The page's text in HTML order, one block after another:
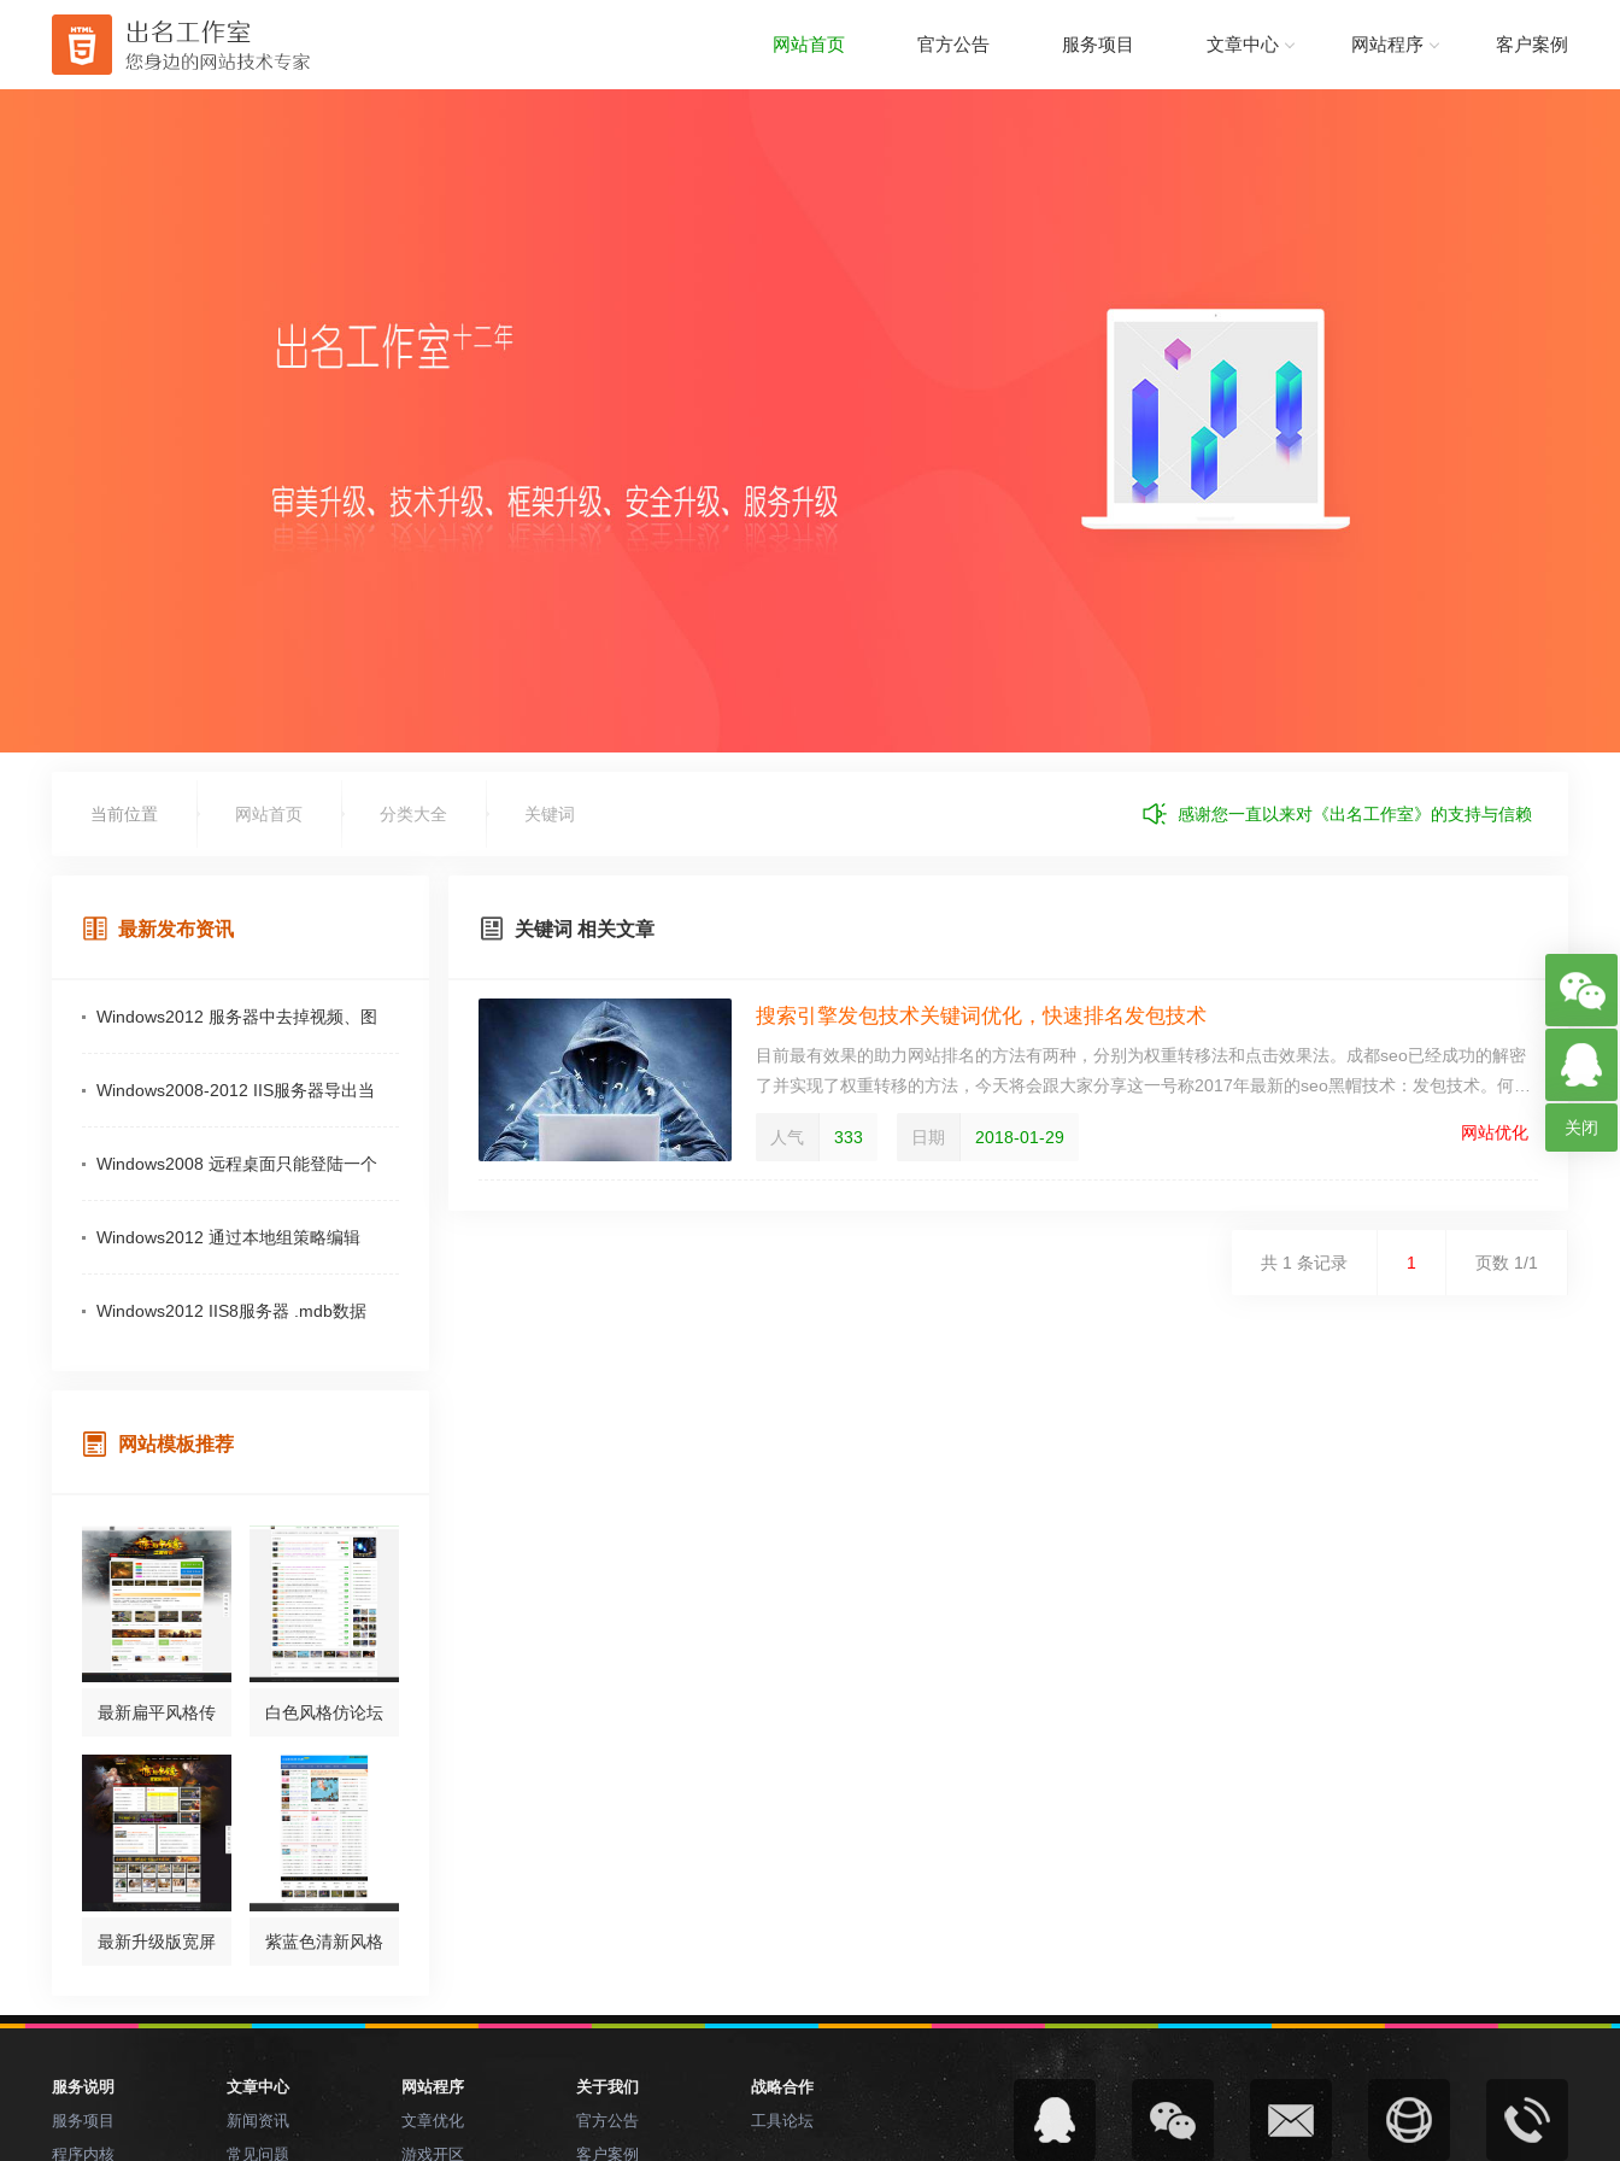
网站首页 官方公告 服务项目 文章中心 网站程序 客户案例
当前位置 网站首页 分类大全 关键词 感谢您一直以来对《出名工作室》的支持与信赖
最新发布资讯
Windows2012 服务器中去掉视频、图
Windows2008-2012 IIS服务器导出当
Windows2008 远程桌面只能登陆一个
Windows2012 通过本地组策略编辑
Windows2012 IIS8服务器 .mdb数据
网站模板推荐
最新扁平风格传 白色风格仿论坛
最新升级版宽屏 紫蓝色清新风格
关键词 相关文章
搜索引擎发包技术关键词优化，快速排名发包技术
目前最有效果的助力网站排名的方法有两种，分别为权重转移法和点击效果法。成都seo已经成功的解密
了并实现了权重转移的方法，今天将会跟大家分享这一号称2017年最新的seo黑帽技术：发包技术。何…
人气 333 日期 2018-01-29 网站优化
共 1 条记录 1 页数 1/1
服务说明
服务项目
程序内核
文章中心
新闻资讯
常见问题
网站程序
文章优化
游戏开区
关于我们
官方公告
客户案例
战略合作
工具论坛
关闭